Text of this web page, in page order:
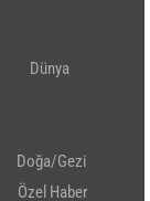
Dünya
Doğa/Gezi
Özel Haber